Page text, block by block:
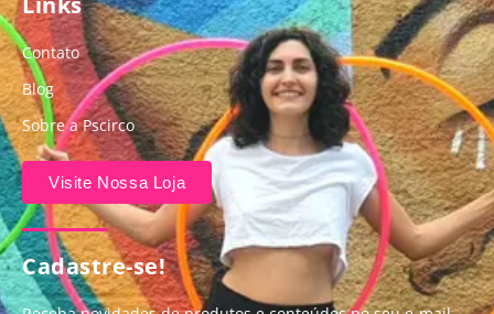
Contato
Blog
Sobre a Pscirco
Visite Nossa Loja
Cadastre-se!